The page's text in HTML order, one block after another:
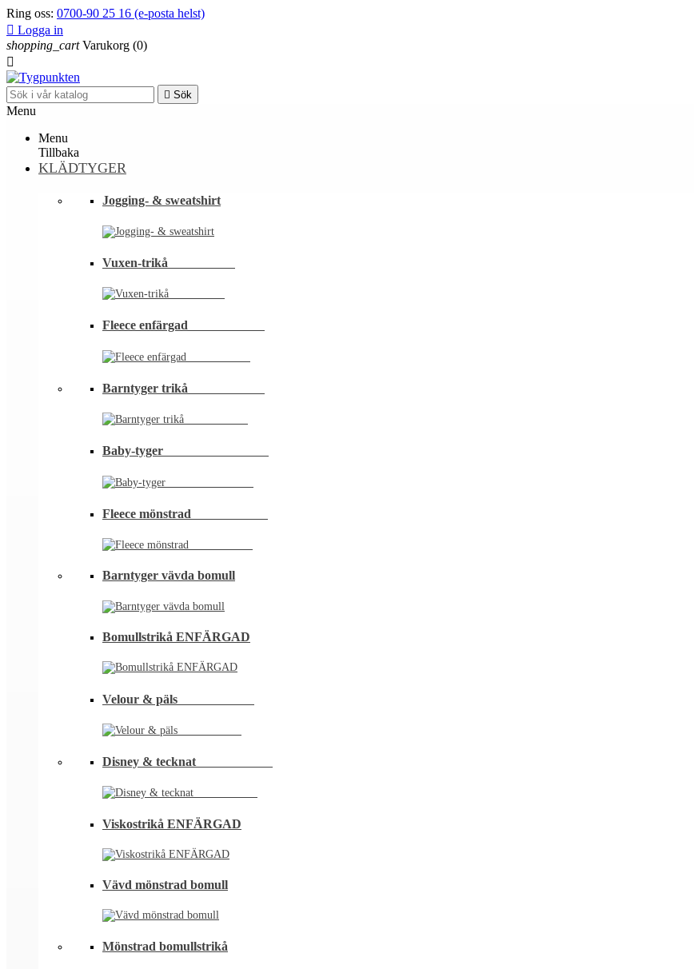
Ring oss: 0700-90 25 16 (e-posta helst)
 Logga in
shopping_cart Varukorg (0)

 Sök
Menu
Menu
Tillbaka
KLÄDTYGER
Jogging- & sweatshirt
Vuxen-trikå⠀⠀⠀⠀⠀⠀⠀
Fleece enfärgad⠀⠀⠀⠀⠀⠀⠀⠀
Barntyger trikå⠀⠀⠀⠀⠀⠀⠀⠀
Baby-tyger⠀⠀⠀⠀⠀⠀⠀⠀⠀⠀⠀
Fleece mönstrad⠀⠀⠀⠀⠀⠀⠀⠀
Barntyger vävda bomull
Bomullstrikå ENFÄRGAD
Velour & päls⠀⠀⠀⠀⠀⠀⠀⠀
Disney & tecknat⠀⠀⠀⠀⠀⠀⠀⠀
Viskostrikå ENFÄRGAD
Vävd mönstrad bomull
Mönstrad bomullstrikå